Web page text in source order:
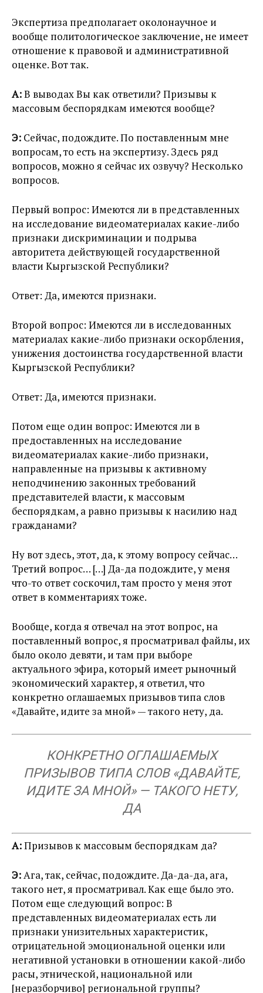
Экспертиза предполагает околонаучное и
вообще политологическое заключение, не имеет
отношение к правовой и административной
оценке. Вот так.
А:В выводах Вы как ответили? Призывы к
массовым беспорядкам имеются вообще?
Э: Сейчас, подождите. По поставленным мне
вопросам, то есть на экспертизу. Здесь ряд
вопросов, можно я сейчас их озвучу? Несколько
вопросов.
Первый вопрос: Имеются ли в представленных
на исследование видеоматериалах какие-либо
признаки дискриминации и подрыва
авторитета действующей государственной
власти Кыргызской Республики?
Ответ: Да, имеются признаки.
Второй вопрос: Имеются ли в исследованных
материалах какие-либо признаки оскорбления,
унижения достоинства государственной власти
Кыргызской Республики?
Ответ: Да, имеются признаки.
Потом еще один вопрос: Имеются ли в
предоставленных на исследование
видеоматериалах какие-либо признаки,
направленные на призывы к активному
неподчинению законных требований
представителей власти, к массовым
беспорядкам, а равно призывы к насилию над
гражданами?
Ну вот здесь, этот, да, к этому вопросу сейчас…
Третий вопрос… […] Да-да подождите, у меня
что-то ответ соскочил, там просто у меня этот
ответ в комментариях тоже.
Вообще, когда я отвечал на этот вопрос, на
поставленный вопрос, я просматривал файлы, их
было около девяти, и там при выборе
актуального эфира, который имеет рыночный
экономический характер, я ответил, что
конкретно оглашаемых призывов типа слов
«Давайте, идите за мной» — такого нету, да.
КОНКРЕТНО ОГЛАШАЕМЫХ
ПРИЗЫВОВ ТИПА СЛОВ «ДАВАЙТЕ,
ИДИТЕ ЗА МНОЙ» — ТАКОГО НЕТУ,
ДА
А:Призывов к массовым беспорядкам да?
Э:Ага, так, сейчас, подождите. Да-да-да, ага,
такого нет, я просматривал. Как еще было это.
Потом еще следующий вопрос: В
представленных видеоматериалах есть ли
признаки унизительных характеристик,
отрицательной эмоциональной оценки или
негативной установки в отношении какой-либо
расы, этнической, национальной или
[неразборчиво] региональной группы?